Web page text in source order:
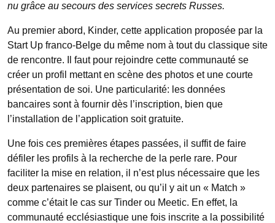
nu grâce au secours des services secrets Russes.
Au premier abord, Kinder, cette application proposée par la
Start Up franco-Belge du même nom à tout du classique site
de rencontre. Il faut pour rejoindre cette communauté se
créer un profil mettant en scène des photos et une courte
présentation de soi. Une particularité: les données
bancaires sont à fournir dès l’inscription, bien que
l’installation de l’application soit gratuite.
Une fois ces premières étapes passées, il suffit de faire
défiler les profils à la recherche de la perle rare. Pour
faciliter la mise en relation, il n’est plus nécessaire que les
deux partenaires se plaisent, ou qu’il y ait un « Match »
comme c’était le cas sur Tinder ou Meetic. En effet, la
communauté ecclésiastique une fois inscrite a la possibilité